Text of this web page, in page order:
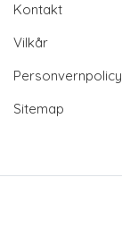
Kontakt
Vilkår
Personvernpolicy
Sitemap